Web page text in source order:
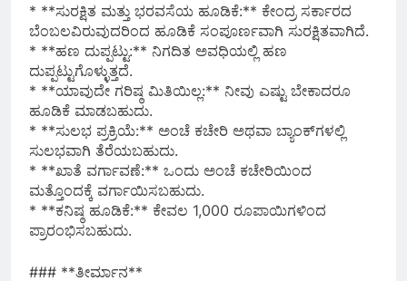
* **ಸುರಕ್ಷಿತ ಮತ್ತು ಭರವಸೆಯ ಹೂಡಿಕೆ:** ಕೇಂದ್ರ ಸರ್ಕಾರದ
ಬೆಂಬಲವಿರುವುದರಿಂದ ಹೂಡಿಕೆ ಸಂಪೂರ್ಣವಾಗಿ ಸುರಕ್ಷಿತವಾಗಿದೆ.
* **ಹಣ ದುಪ್ಪಟ್ಟು:** ನಿಗದಿತ ಅವಧಿಯಲ್ಲಿ ಹಣ
ದುಪ್ಪಟ್ಟುಗೊಳ್ಳುತ್ತದೆ.
* **ಯಾವುದೇ ಗರಿಷ್ಠ ಮಿತಿಯಿಲ್ಲ:** ನೀವು ಎಷ್ಟು ಬೇಕಾದರೂ
ಹೂಡಿಕೆ ಮಾಡಬಹುದು.
* **ಸುಲಭ ಪ್ರಕ್ರಿಯೆ:** ಅಂಚೆ ಕಚೇರಿ ಅಥವಾ ಬ್ಯಾಂಕ್‌ಗಳಲ್ಲಿ
ಸುಲಭವಾಗಿ ತೆರೆಯಬಹುದು.
* **ಖಾತೆ ವರ್ಗಾವಣೆ:** ಒಂದು ಅಂಚೆ ಕಚೇರಿಯಿಂದ
ಮತ್ತೊಂದಕ್ಕೆ ವರ್ಗಾಯಿಸಬಹುದು.
* **ಕನಿಷ್ಠ ಹೂಡಿಕೆ:** ಕೇವಲ 1,000 ರೂಪಾಯಿಗಳಿಂದ
ಪ್ರಾರಂಭಿಸಬಹುದು.
### **ತೀರ್ಮಾನ**